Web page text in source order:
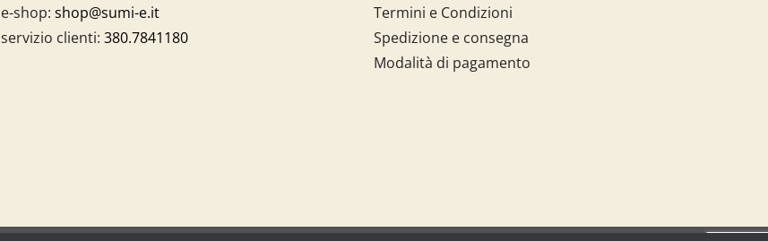
e-shop: shop@sumi-e.it
servizio clienti: 380.7841180
Termini e Condizioni
Spedizione e consegna
Modalità di pagamento